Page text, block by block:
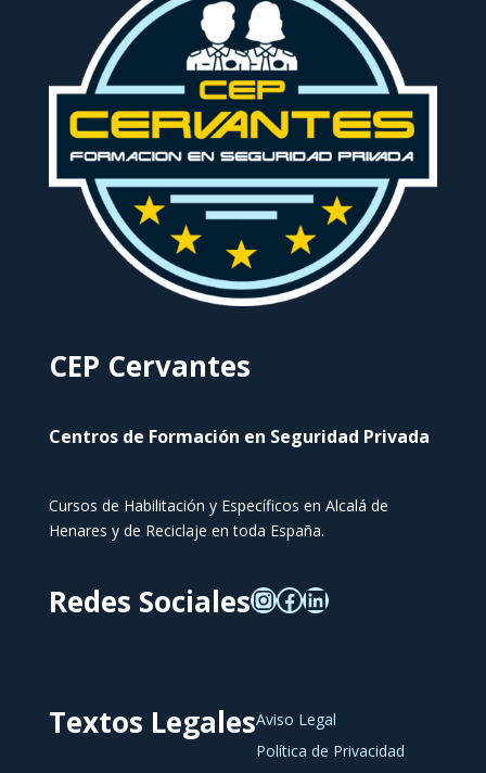
CEP Cervantes
Centros de Formación en Seguridad Privada
Cursos de Habilitación y Específicos en Alcalá de
Henares y de Reciclaje en toda España.
Redes Sociales
Textos LegalesAviso Legal
Política de Privacidad